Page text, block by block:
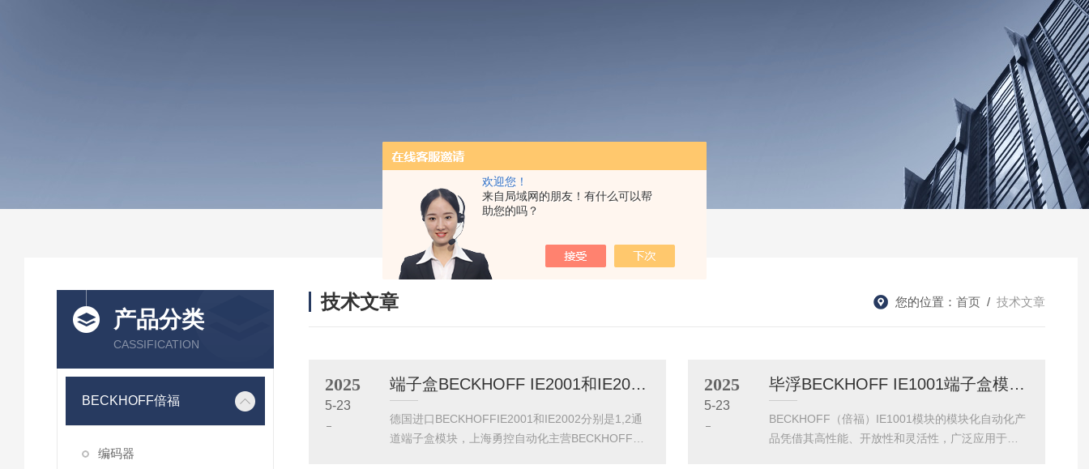
欢迎您！
来自局域网的朋友！有什么可以帮
助您的吗？
产品分类
CASSIFICATION
BECKHOFF倍福
编码器
技术文章 您的位置： 首页 / 技术文章
2025
5-23
端子盒BECKHOFF IE2001和IE2002常用模块
德国进口BECKHOFFIE2001和IE2002分别是1,2通
道端子盒模块，上海勇控自动化主营BECKHOFF倍
2025
5-23
毕浮BECKHOFF IE1001端子盒模块现货
BECKHOFF（倍福）IE1001模块的模块化自动化产
品凭借其高性能、开放性和灵活性，广泛应用于各